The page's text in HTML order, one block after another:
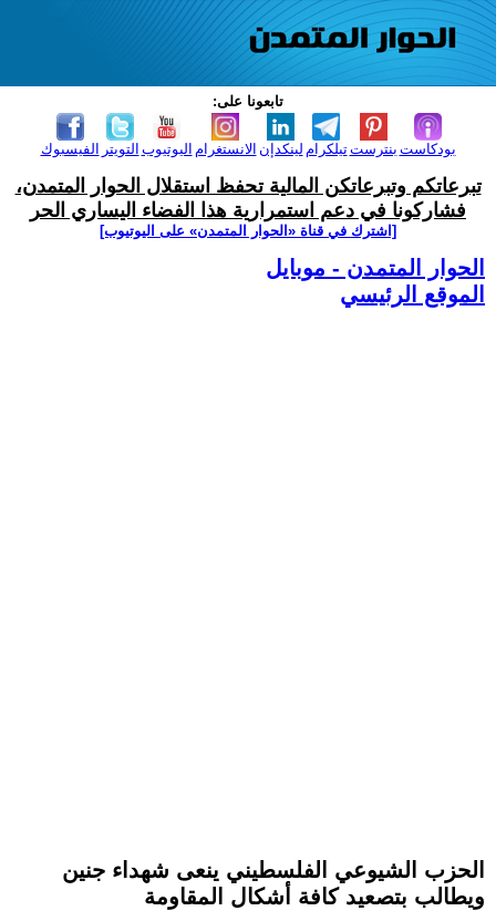
تابعونا على:
الفيسبوك التويتر اليوتيوب الانستغرام لينكدإن تيلكرامبنترست بودكاست
تبرعاتكم وتبرعاتكن المالية تحفظ استقلال الحوار المتمدن،
فشاركونا في دعم استمرارية هذا الفضاء اليساري الحر
[اشترك في قناة ‫«الحوار المتمدن» على اليوتيوب]
الحوار المتمدن - موبايل
الموقع الرئيسي
الحزب الشيوعي الفلسطيني ينعى شهداء جنين
ويطالب بتصعيد كافة أشكال المقاومة